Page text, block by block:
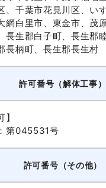
、千葉市花見川区、い
網白里市、東金市、茂
長生郡白子町、長生郡
長柄町、長生郡長生村
許可番号（解体工事）
】
第045531号
許可番号（その他）